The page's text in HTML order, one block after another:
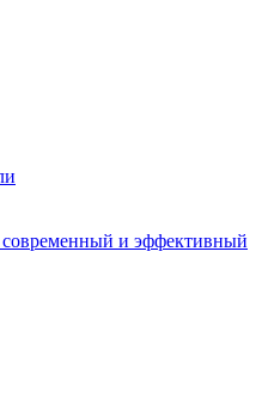
современный и эффективный